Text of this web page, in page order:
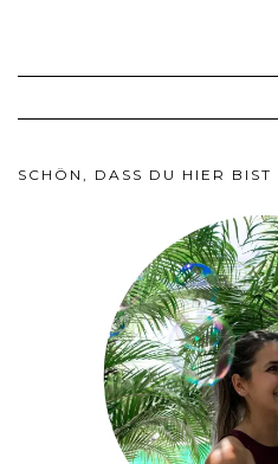
SCHÖN, DASS DU HIER BIST